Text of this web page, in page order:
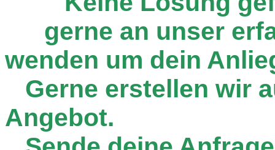
gerne an unser
wenden um dein
Gerne erstellen wir
Angebot.